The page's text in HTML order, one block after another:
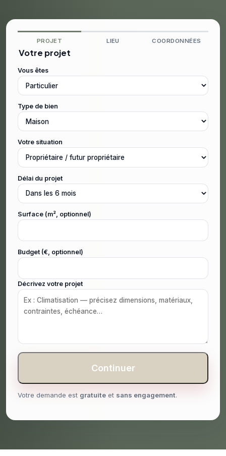
PROJET LIEU COORDONNÉES
Votre projet
Vous êtes
Type de bien
Votre situation
Délai du projet
Surface (m², optionnel)
Budget (€, optionnel)
Décrivez votre projet
Continuer
Votre demande est gratuite et sans engagement.